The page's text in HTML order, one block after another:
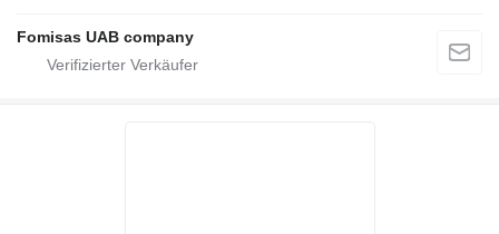
Fomisas UAB company